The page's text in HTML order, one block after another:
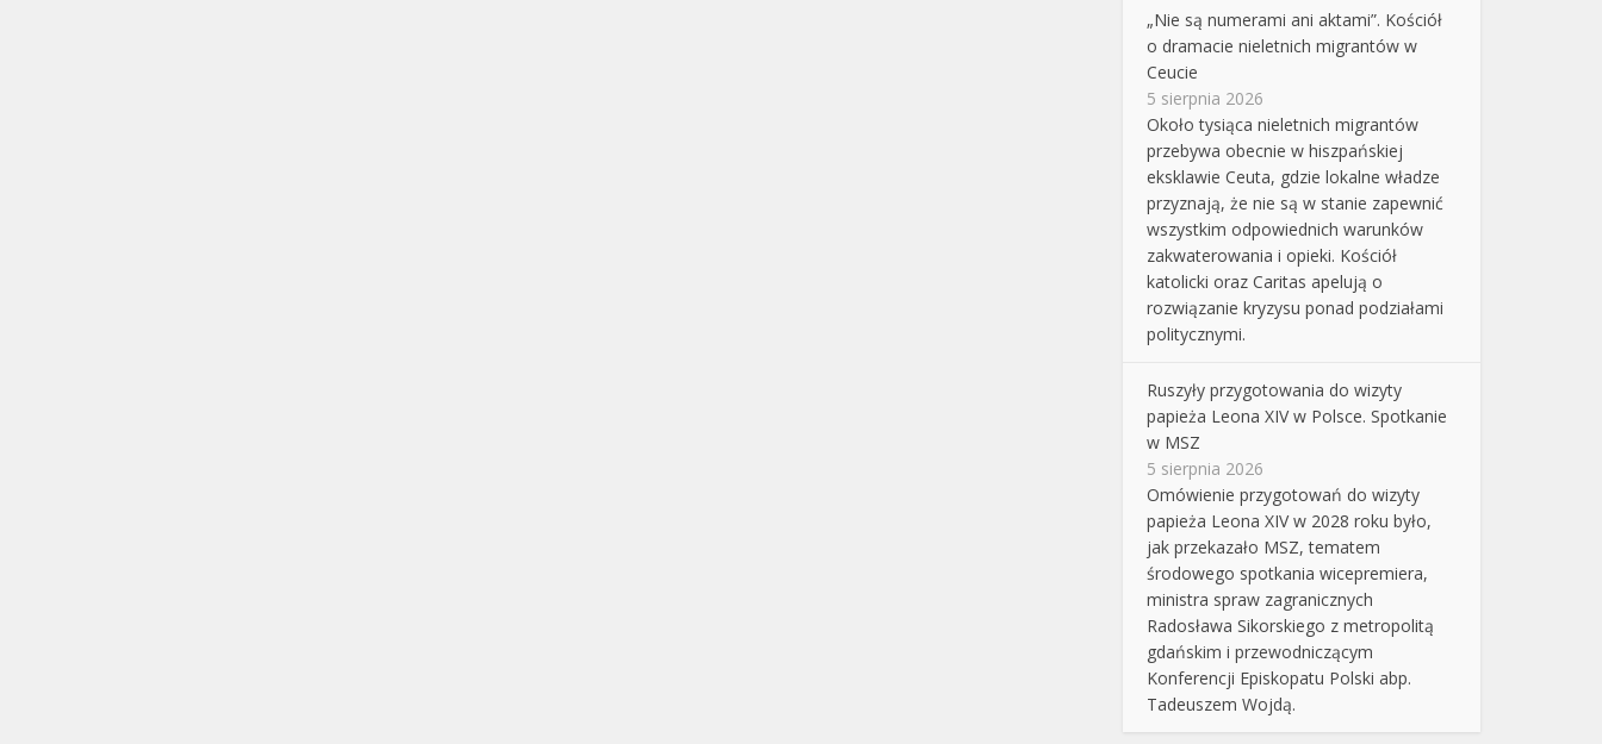
„Nie są numerami ani aktami”. Kościół
o dramacie nieletnich migrantów w
Ceucie
5 sierpnia 2026
Około tysiąca nieletnich migrantów
przebywa obecnie w hiszpańskiej
eksklawie Ceuta, gdzie lokalne władze
przyznają, że nie są w stanie zapewnić
wszystkim odpowiednich warunków
zakwaterowania i opieki. Kościół
katolicki oraz Caritas apelują o
rozwiązanie kryzysu ponad podziałami
politycznymi.
Ruszyły przygotowania do wizyty
papieża Leona XIV w Polsce. Spotkanie
w MSZ
5 sierpnia 2026
Omówienie przygotowań do wizyty
papieża Leona XIV w 2028 roku było,
jak przekazało MSZ, tematem
środowego spotkania wicepremiera,
ministra spraw zagranicznych
Radosława Sikorskiego z metropolitą
gdańskim i przewodniczącym
Konferencji Episkopatu Polski abp.
Tadeuszem Wojdą.